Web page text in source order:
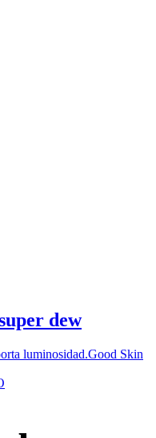
dew
luminosidad.Good Skin